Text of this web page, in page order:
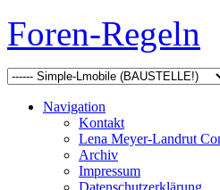
Foren-Regeln
Navigation
Kontakt
Lena Meyer-Landrut
Archiv
Impressum